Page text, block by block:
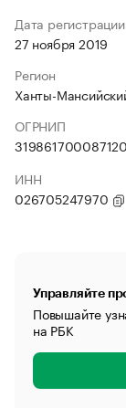
Дата регистрации
27 ноября 2019
Регион
Ханты-
ОГРНИП
319861700087120
ИНН
026705247970
Управляйте
Повышайте
на РБК